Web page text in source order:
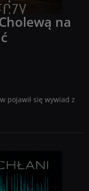
na
pojawił się wywiad z